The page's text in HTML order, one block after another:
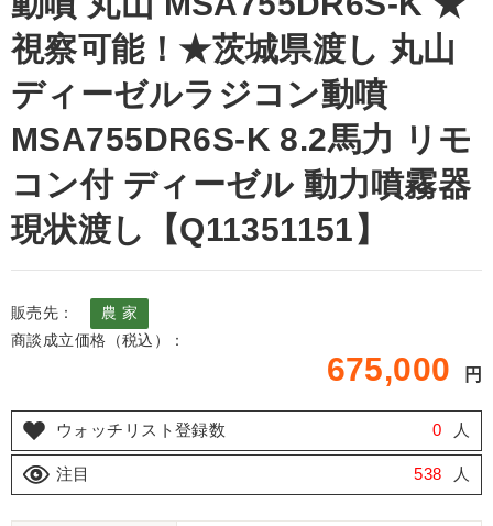
視察可能！★茨城県渡し 丸山
ディーゼルラジコン動噴
MSA755DR6S-K 8.2馬力 リモ
コン付 ディーゼル 動力噴霧器
現状渡し【Q11351151】
販売先：
農 家
商談成立価格（税込）：
675,000 円
ウォッチリスト登録数 0 人
注目 538 人